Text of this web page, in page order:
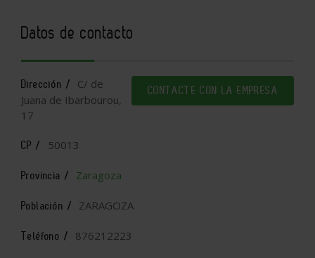
Datos de contacto
CONTACTE CON LA EMPRESA
Dirección /
C/ de
Juana de Ibarbourou,
17
CP / 50013
Provincia / Zaragoza
Población / ZARAGOZA
Teléfono / 876212223